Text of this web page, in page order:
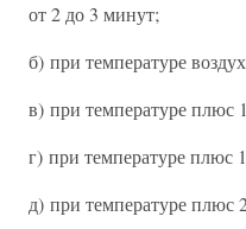
от 2 до 3 минут;
б) при температуре
в) при температуре плюс
г) при температуре плюс
д) при температуре плюс